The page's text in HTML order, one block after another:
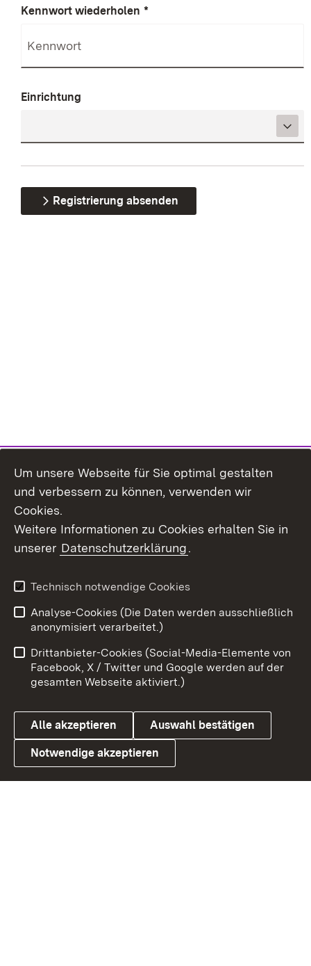
Kennwort wiederholen *
Einrichtung
Registrierung absenden
Link zum Landesportal
Benutzungshinweise
Barrierefreiheit
Datenschutz
Cookies
Um unsere Webseite für Sie optimal gestalten
und verbessern zu können, verwenden wir
Cookies.
Weitere Informationen zu Cookies erhalten Sie in
unserer Datenschutzerklärung.
Technisch notwendige Cookies
Analyse-Cookies (Die Daten werden ausschließlich
anonymisiert verarbeitet.)
Drittanbieter-Cookies (Social-Media-Elemente von
Facebook, X / Twitter und Google werden auf der
gesamten Webseite aktiviert.)
Alle akzeptieren Auswahl bestätigen
Notwendige akzeptieren